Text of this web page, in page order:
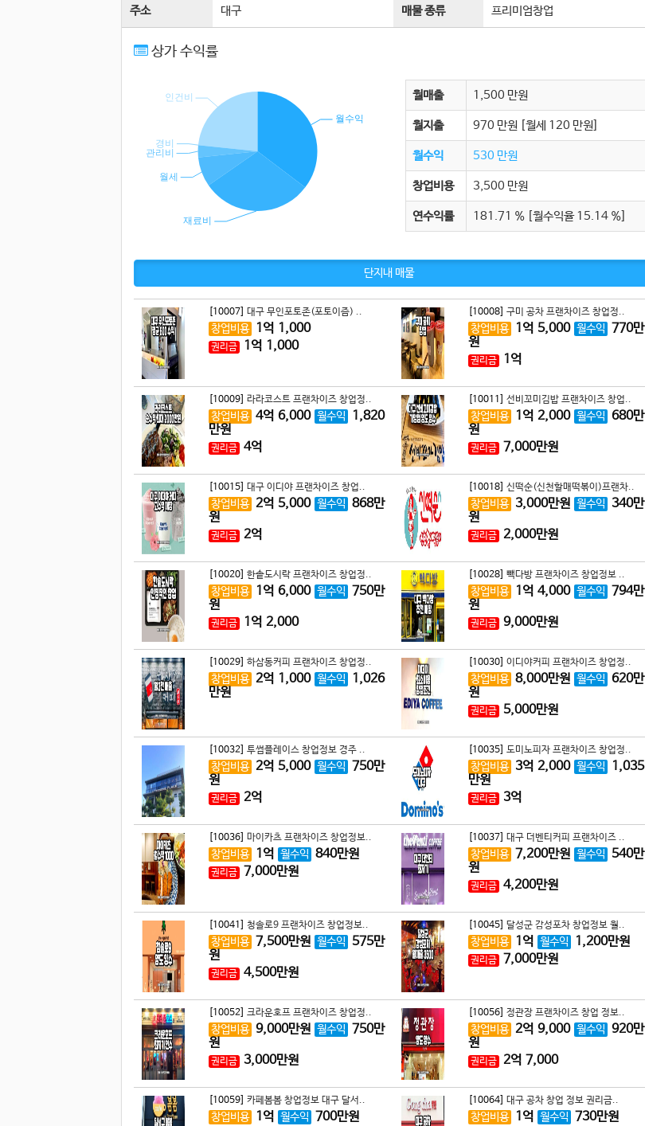
주소 대구 매물 종류 프리미엄창업
상가 수익률
월매출 1,500 만원
월지출 970 만원 [월세 120 만원]
월수익 530 만원
창업비용 3,500 만원
연수익률 181.71 % [월수익율 15.14 %]
단지내 매물
[10007] 대구 무인포토존(포토이즘) ..
창업비용 1억 1,000
권리금 1억 1,000
[10008] 구미 공차 프랜차이즈 창업정..
창업비용 1억 5,000 월수익 770만
원
권리금 1억
[10009] 라라코스트 프랜차이즈 창업정..
창업비용 4억 6,000 월수익
1,820
만원
권리금 4억
[10011] 선비꼬미김밥 프랜차이즈 창업..
창업비용 1억 2,000 월수익 680만
원
권리금 7,000만원
[10015] 대구 이디야 프랜차이즈 창업..
창업비용 2억 5,000 월수익 868만
원
권리금 2억
[10018] 신떡순(신천할매떡볶이)프랜차..
창업비용 3,000만원 월수익 340만
원
권리금 2,000만원
[10020] 한솥도시락 프랜차이즈 창업정..
창업비용 1억 6,000 월수익 750만
원
권리금 1억 2,000
[10028] 빽다방 프랜차이즈 창업정보 ..
창업비용 1억 4,000 월수익 794만
원
권리금 9,000만원
[10029] 하삼동커피 프랜차이즈 창업정..
창업비용 2억 1,000 월수익
1,026
만원
[10030] 이디야커피 프랜차이즈 창업정..
창업비용 8,000만원 월수익 620만
원
권리금 5,000만원
[10032] 투썸플레이스 창업정보 경주 ..
창업비용 2억 5,000 월수익 750만
원
권리금 2억
[10035] 도미노피자 프랜차이즈 창업정..
창업비용 3억 2,000 월수익
1,035
만원
권리금 3억
[10036] 마이카츠 프랜차이즈 창업정보..
창업비용 1억 월수익 840만원
권리금 7,000만원
[10037] 대구 더벤티커피 프랜차이즈 ..
창업비용 7,200만원 월수익 540만
원
권리금 4,200만원
[10041] 청솔로9 프랜차이즈 창업정보..
창업비용 7,500만원 월수익 575만
원
권리금 4,500만원
[10045] 달성군 감성포차 창업정보 월..
창업비용 1억 월수익 1,200만원
권리금 7,000만원
[10052] 크라운호프 프랜차이즈 창업정..
창업비용 9,000만원 월수익 750만
원
권리금 3,000만원
[10056] 정관장 프랜차이즈 창업 정보..
창업비용 2억 9,000 월수익 920만
원
권리금 2억 7,000
[10059] 카페봄봄 창업정보 대구 달서..
창업비용 1억 월수익 700만원
[10064] 대구 공차 창업 정보 권리금..
창업비용 1억 월수익 730만원